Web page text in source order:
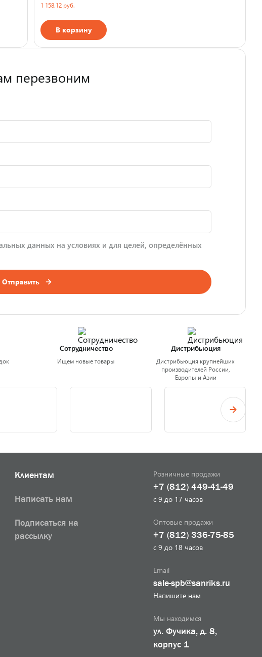
1 158.12 руб.
В корзину
перезвоним
данных на условиях и для целей, определённых
Отправить
Сотрудничество
Ищем новые товары
Дистрибьюция
Дистрибьюция крупнейших
производителей России,
Европы и Азии
Клиентам
Написать нам
Подписаться на
рассылку
Розничные продажи
+7 (812) 449-41-49
с 9 до 17 часов
Оптовые продажи
+7 (812) 336-75-85
с 9 до 18 часов
Email
sale-spb@sanriks.ru
Напишите нам
Мы находимся
ул. Фучика, д. 8,
корпус 1